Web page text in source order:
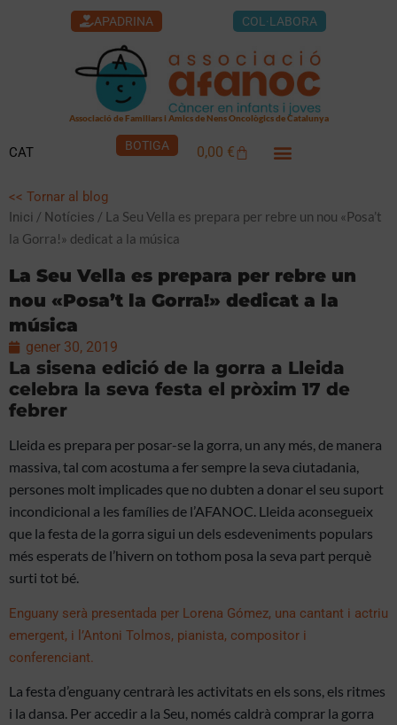
APADRINA COL·LABORA
Associació de Familiars i Amics de Nens Oncològics de Catalunya
CAT BOTIGA 0,00 € Cistella
<< Tornar al blog
Inici / Notícies / La Seu Vella es prepara per rebre un nou «Posa’t
la Gorra!» dedicat a la música
La Seu Vella es prepara per rebre un
nou «Posa’t la Gorra!» dedicat a la
música
gener 30, 2019
La sisena edició de la gorra a Lleida
celebra la seva festa el pròxim 17 de
febrer
Lleida es prepara per posar-se la gorra, un any més, de manera
massiva, tal com acostuma a fer sempre la seva ciutadania,
persones molt implicades que no dubten a donar el seu suport
incondicional a les famílies de l’AFANOC. Lleida aconsegueix
que la festa de la gorra sigui un dels esdeveniments populars
més esperats de l’hivern on tothom posa la seva part perquè
surti tot bé.
Enguany serà presentada per Lorena Gómez, una cantant i actriu
emergent, i l’Antoni Tolmos, pianista, compositor i
conferenciant.
La festa d’enguany centrarà les activitats en els sons, els ritmes
i la dansa. Per accedir a la Seu, només caldrà comprar la gorra